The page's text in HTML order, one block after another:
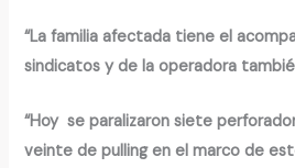
“La familia afectada tiene el
sindicatos y de la operadora
“Hoy se paralizaron siete
veinte de pulling en el marco de